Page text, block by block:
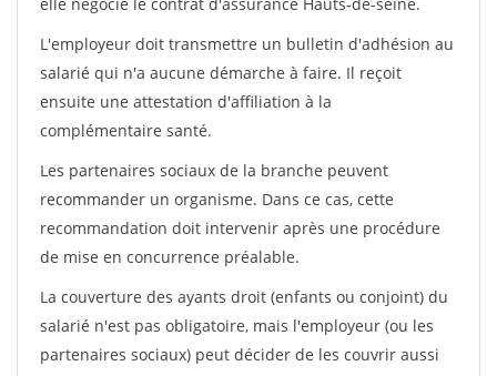
L'employeur doit transmettre un bulletin d'adhésion au
salarié qui n'a aucune démarche à faire. Il reçoit
ensuite une attestation d'affiliation à la
complémentaire santé.
Les partenaires sociaux de la branche peuvent
recommander un organisme. Dans ce cas, cette
recommandation doit intervenir après une procédure
de mise en concurrence préalable.
La couverture des ayants droit (enfants ou conjoint) du
salarié n'est pas obligatoire, mais l'employeur (ou les
partenaires sociaux) peut décider de les couvrir aussi